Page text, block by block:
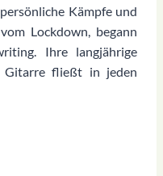
Kämpfe und
Lockdown, begann
Ihre langjährige
Gitarre fließt in jeden